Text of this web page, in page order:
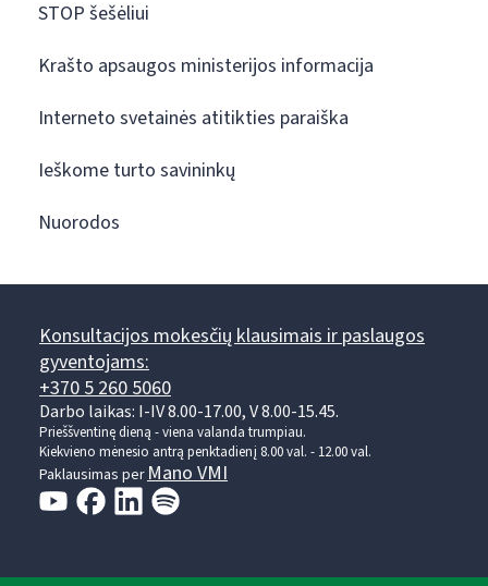
STOP šešėliui
Krašto apsaugos ministerijos informacija
Interneto svetainės atitikties paraiška
Ieškome turto savininkų
Nuorodos
Konsultacijos mokesčių klausimais ir paslaugos
gyventojams:
+370 5 260 5060
Darbo laikas: I-IV 8.00-17.00, V 8.00-15.45.
Prieššventinę dieną - viena valanda trumpiau.
Kiekvieno mėnesio antrą penktadienį 8.00 val. - 12.00 val.
Paklausimas per Mano VMI